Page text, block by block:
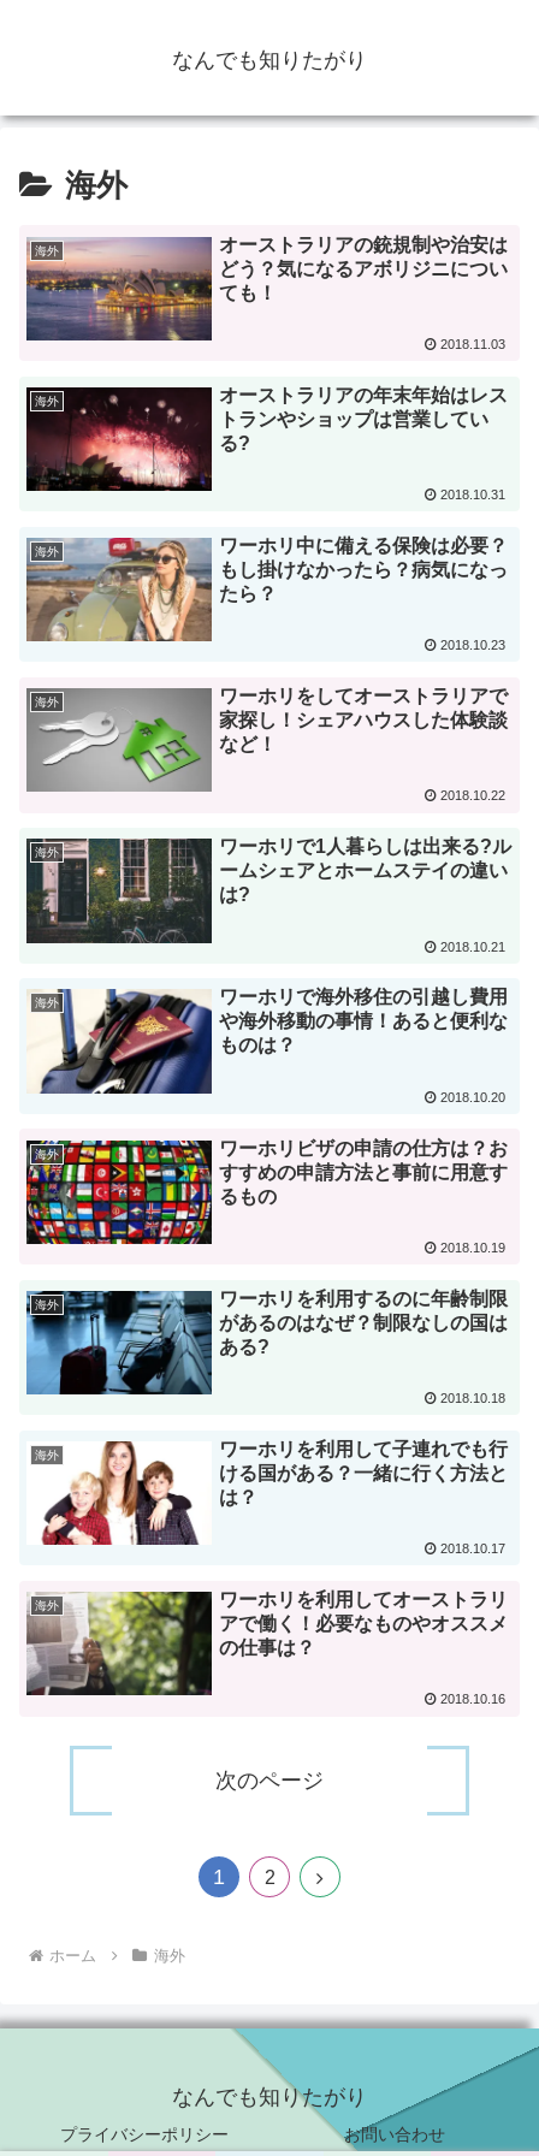
なんでも知りたがり
海外
海外
オーストラリアの銃規制や治安は
どう？気になるアボリジニについ
ても！
2018.11.03
海外
オーストラリアの年末年始はレス
トランやショップは営業してい
る?
2018.10.31
海外
ワーホリ中に備える保険は必要？
もし掛けなかったら？病気になっ
たら？
2018.10.23
海外
ワーホリをしてオーストラリアで
家探し！シェアハウスした体験談
など！
2018.10.22
海外
ワーホリで1人暮らしは出来る?ル
ームシェアとホームステイの違い
は?
2018.10.21
海外
ワーホリで海外移住の引越し費用
や海外移動の事情！あると便利な
ものは？
2018.10.20
海外
ワーホリビザの申請の仕方は？お
すすめの申請方法と事前に用意す
るもの
2018.10.19
海外
ワーホリを利用するのに年齢制限
があるのはなぜ？制限なしの国は
ある?
2018.10.18
海外
ワーホリを利用して子連れでも行
ける国がある？一緒に行く方法と
は？
2018.10.17
海外
ワーホリを利用してオーストラリ
アで働く！必要なものやオススメ
の仕事は？
2018.10.16
次のページ
1 2
次
ホーム 海外
なんでも知りたがり
プライバシーポリシー お問い合わせ